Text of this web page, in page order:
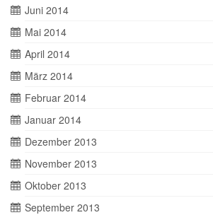
Juni 2014
Mai 2014
April 2014
März 2014
Februar 2014
Januar 2014
Dezember 2013
November 2013
Oktober 2013
September 2013